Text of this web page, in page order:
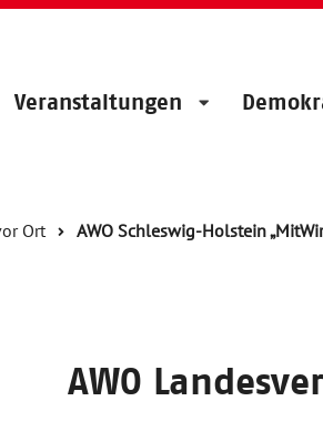
Veranstaltungen
Ort AWO Schleswig-Holstein
AWO